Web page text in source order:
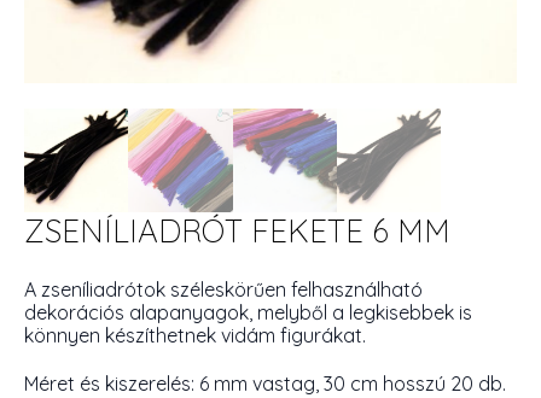
ZSENÍLIADRÓT FEKETE 6 MM
A zseníliadrótok széleskörűen felhasználható
dekorációs alapanyagok, melyből a legkisebbek is
könnyen készíthetnek vidám figurákat.
Méret és kiszerelés: 6 mm vastag, 30 cm hosszú 20 db.